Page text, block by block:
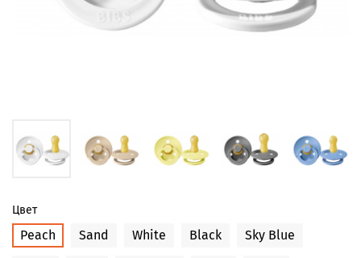
Цвет
Peach Sand White Black Sky Blue